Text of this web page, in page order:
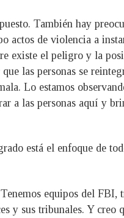
También hay
actos de violencia a
existe el peligro y la
las personas se
Lo estamos
a las personas aquí y
está el enfoque de
equipos del FBI,
y sus tribunales. Y creo